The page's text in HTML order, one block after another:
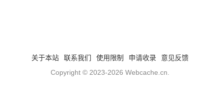
关于本站 联系我们 使用限制 申请收录
意见反馈
Copyright © 2023-2026 Webcache.cn